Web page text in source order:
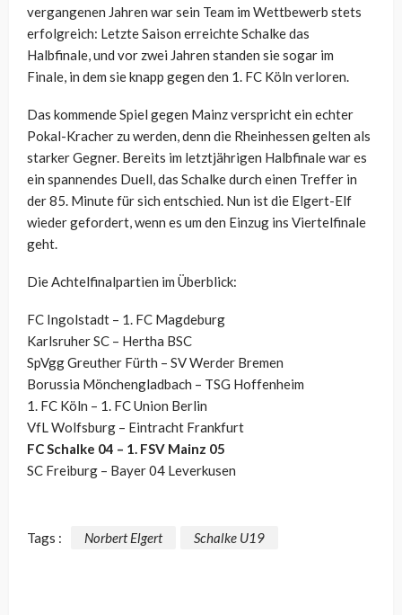
vergangenen Jahren war sein Team im Wettbewerb stets
erfolgreich: Letzte Saison erreichte Schalke das
Halbfinale, und vor zwei Jahren standen sie sogar im
Finale, in dem sie knapp gegen den 1. FC Köln verloren.
Das kommende Spiel gegen Mainz verspricht ein echter
Pokal-Kracher zu werden, denn die Rheinhessen gelten als
starker Gegner. Bereits im letztjährigen Halbfinale war es
ein spannendes Duell, das Schalke durch einen Treffer in
der 85. Minute für sich entschied. Nun ist die Elgert-Elf
wieder gefordert, wenn es um den Einzug ins Viertelfinale
geht.
Die Achtelfinalpartien im Überblick:
FC Ingolstadt – 1. FC Magdeburg
Karlsruher SC – Hertha BSC
SpVgg Greuther Fürth – SV Werder Bremen
Borussia Mönchengladbach – TSG Hoffenheim
1. FC Köln – 1. FC Union Berlin
VfL Wolfsburg – Eintracht Frankfurt
FC Schalke 04 – 1. FSV Mainz 05
SC Freiburg – Bayer 04 Leverkusen
Tags : Norbert Elgert Schalke U19